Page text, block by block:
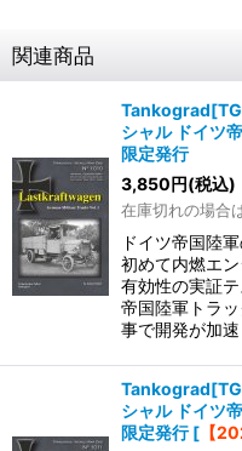
関連商品
シャル ドイ
限定発行
3,850円(税込)
在庫切れの場合
ドイツ帝国陸
初めて内燃エ
有効性の実証
帝国陸軍トラ
事で開発が加
シャル ドイ
限定発行 [ 【